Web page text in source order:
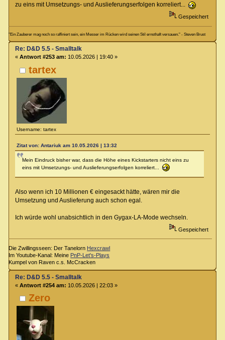
zu eins mit Umsetzungs- und Auslieferungserfolgen korreliert...
Gespeichert
"Ein Zauberer mag noch so raffiniert sein, ein Messer im Rücken wird seinen Stil ernsthaft versauen." - Steven Brust
tartex
Username: tartex
Re: D&D 5.5 - Smalltalk
« Antwort #253 am: 10.05.2026 | 19:40 »
Zitat von: Antariuk am 10.05.2026 | 13:32
Mein Eindruck bisher war, dass die Höhe eines Kickstarters nicht eins zu
eins mit Umsetzungs- und Auslieferungserfolgen korreliert...
Also wenn ich 10 Millionen € eingesackt hätte, wären mir die
Umsetzung und Auslieferung auch schon egal.
Ich würde wohl unabsichtlich in den Gygax-LA-Mode wechseln.
Gespeichert
Die Zwillingsseen: Der Tanelorn Hexcrawl
Im Youtube-Kanal: Meine PnP-Let's-Plays
Kumpel von Raven c.s. McCracken
Zero
Re: D&D 5.5 - Smalltalk
« Antwort #254 am: 10.05.2026 | 22:03 »